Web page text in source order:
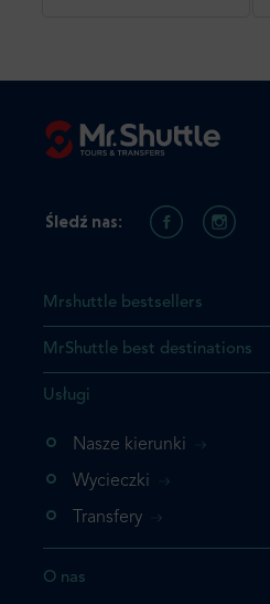
którego szukasz jest już
nie chcesz dodawać go
Mrshuttle bestsellers
MrShuttle best destinations
Usługi
Nasze kierunki
Wycieczki
Transfery
O nas
Śledź nas: